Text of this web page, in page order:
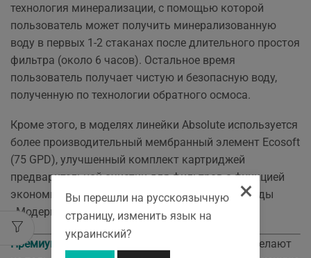
технология минерализации, с помощью которой
пользователь может получить минерализованную
воду в первых 1-2 стаканах после длительного простоя
фильтра (около 6 часов). Остальное время
пользователь получает чистую и безопасную воду,
полученную по технологии обратного осмоса.
Кроме этого, в моделях линейки Absolute используется
более производительный мембранный элемент Ecosoft
(75 GPD), улучшенный комплект картриджей
предварительной очистки для фильтров с функцией
экономии воды и стильный кран очищенной воды
«Модерн».
Премиум Линейка P`URE
— фильтры, которые делают
×
Вы перешли на русскоязычную
страницу, изменить язык на
украинский?